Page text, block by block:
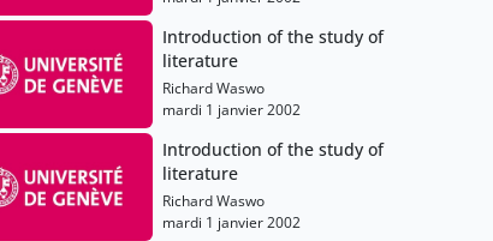
Introduction of the study of
literature
Richard Waswo
mardi 1 janvier 2002
Introduction of the study of
literature
Richard Waswo
mardi 1 janvier 2002